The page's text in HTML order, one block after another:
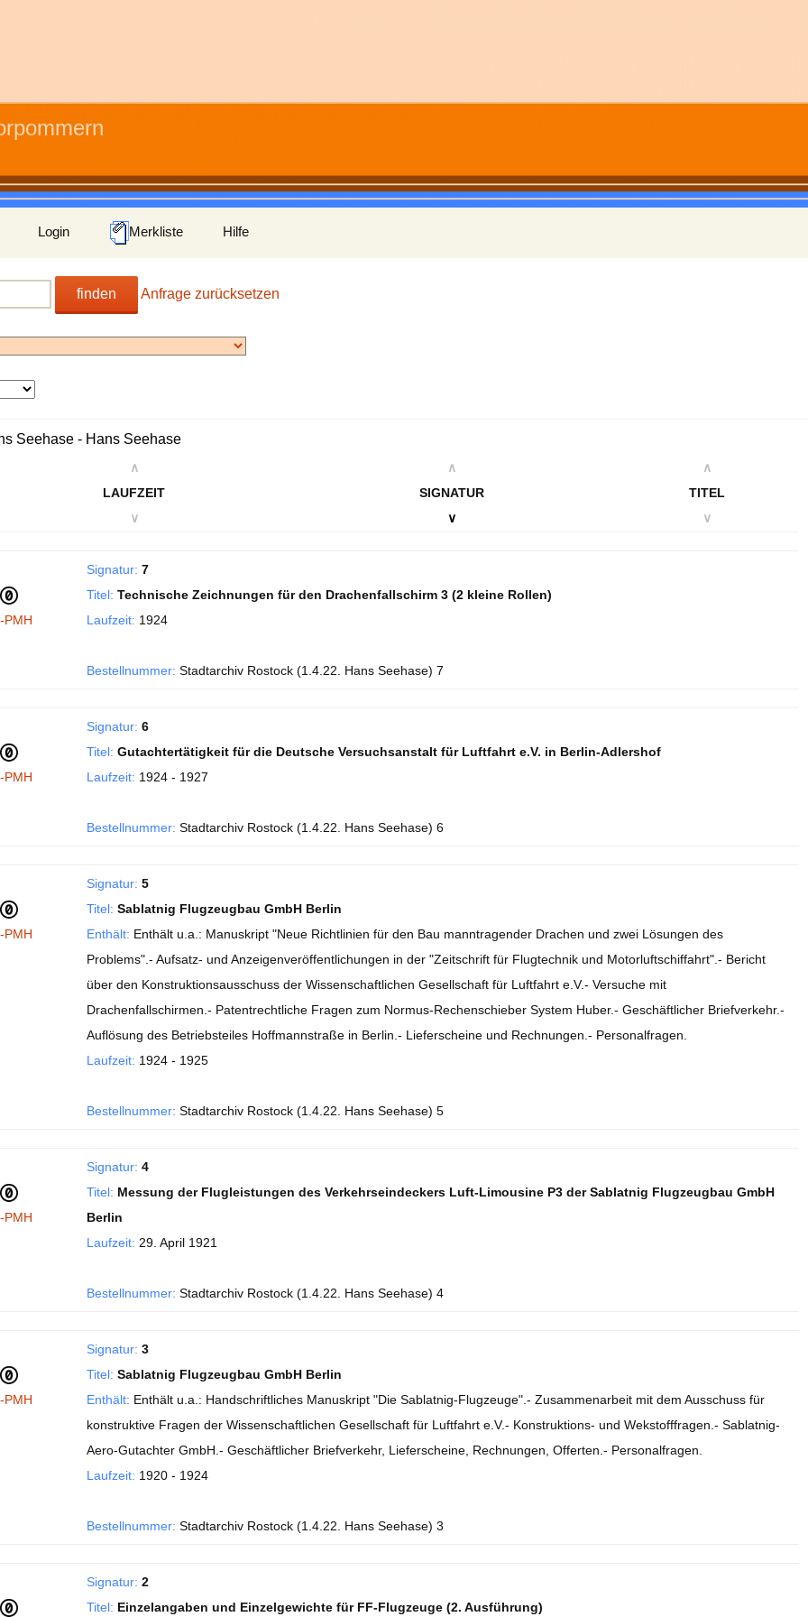
Login Merkliste Hilfe
finden Anfrage zurücksetzen
Seehase - Hans Seehase
∧
LAUFZEIT
∨
∧
SIGNATUR
∨
∧
TITEL
∨
PMH
Signatur: 7
Titel: Technische Zeichnungen für den Drachenfallschirm 3 (2 kleine Rollen)
Laufzeit: 1924
Bestellnummer: Stadtarchiv Rostock (1.4.22. Hans Seehase) 7
PMH
Signatur: 6
Titel: Gutachtertätigkeit für die Deutsche Versuchsanstalt für Luftfahrt e.V. in Berlin-Adlershof
Laufzeit: 1924 - 1927
Bestellnummer: Stadtarchiv Rostock (1.4.22. Hans Seehase) 6
PMH
Signatur: 5
Titel: Sablatnig Flugzeugbau GmbH Berlin
Enthält: Enthält u.a.: Manuskript "Neue Richtlinien für den Bau manntragender Drachen und zwei Lösungen des
Problems".- Aufsatz- und Anzeigenveröffentlichungen in der "Zeitschrift für Flugtechnik und Motorluftschiffahrt".- Bericht
über den Konstruktionsausschuss der Wissenschaftlichen Gesellschaft für Luftfahrt e.V.- Versuche mit
Drachenfallschirmen.- Patentrechtliche Fragen zum Normus-Rechenschieber System Huber.- Geschäftlicher Briefverkehr.-
Auflösung des Betriebsteiles Hoffmannstraße in Berlin.- Lieferscheine und Rechnungen.- Personalfragen.
Laufzeit: 1924 - 1925
Bestellnummer: Stadtarchiv Rostock (1.4.22. Hans Seehase) 5
PMH
Signatur: 4
Titel: Messung der Flugleistungen des Verkehrseindeckers Luft-Limousine P3 der Sablatnig Flugzeugbau GmbH
Berlin
Laufzeit: 29. April 1921
Bestellnummer: Stadtarchiv Rostock (1.4.22. Hans Seehase) 4
PMH
Signatur: 3
Titel: Sablatnig Flugzeugbau GmbH Berlin
Enthält: Enthält u.a.: Handschriftliches Manuskript "Die Sablatnig-Flugzeuge".- Zusammenarbeit mit dem Ausschuss für
konstruktive Fragen der Wissenschaftlichen Gesellschaft für Luftfahrt e.V.- Konstruktions- und Wekstofffragen.- Sablatnig-
Aero-Gutachter GmbH.- Geschäftlicher Briefverkehr, Lieferscheine, Rechnungen, Offerten.- Personalfragen.
Laufzeit: 1920 - 1924
Bestellnummer: Stadtarchiv Rostock (1.4.22. Hans Seehase) 3
Signatur: 2
Titel: Einzelangaben und Einzelgewichte für FF-Flugzeuge (2. Ausführung)